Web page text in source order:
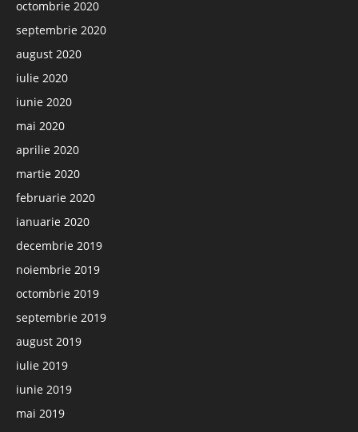
octombrie 2020
septembrie 2020
august 2020
iulie 2020
iunie 2020
mai 2020
aprilie 2020
martie 2020
februarie 2020
ianuarie 2020
decembrie 2019
noiembrie 2019
octombrie 2019
septembrie 2019
august 2019
iulie 2019
iunie 2019
mai 2019